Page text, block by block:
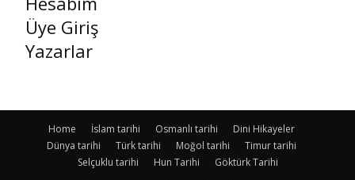
Üye Giriş
Yazarlar
Home İslam tarihi Osmanlı tarihi
Dini Hikayeler
Dünya tarihi
Türk tarihi Moğol tarihi
Timur tarihi
Selçuklu tarihi
Hun Tarihi Göktürk Tarihi